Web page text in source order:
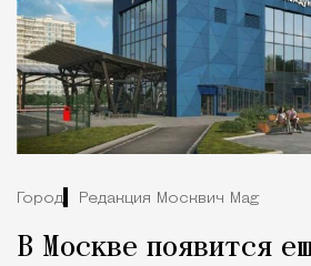
Город Редакция Москвич Mag
В Москве появится